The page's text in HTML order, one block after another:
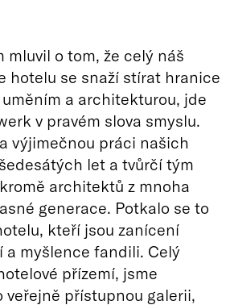
mluvil o tom, že celý náš
hotelu se snaží stírat hranice
a architekturou, jde
v pravém slova smyslu.
výjimečnou práci našich
let a tvůrčí tým
architektů z mnoha
generace. Potkalo se to
kteří jsou zanícení
a myšlence fandili. Celý
přízemí, jsme
veřejně přístupnou galerii,